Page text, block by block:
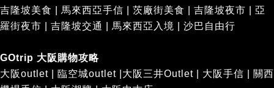
吉隆坡美食
馬來西亞手信 茨廠街美食 吉隆坡夜市
亞
羅街夜市
吉隆坡交通 馬來西亞入境 沙巴自由行
GOtrip 大阪購物攻略
大阪outlet
臨空城outlet 大阪三井Outlet 大阪手信
關西